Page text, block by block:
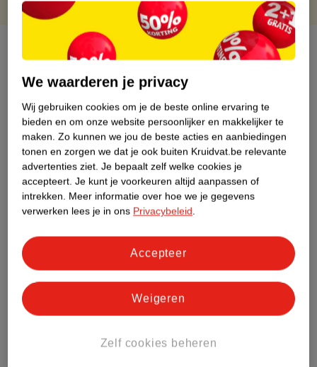
Over dit product
Productinformatie
Etiketinformatie
Nature Impact Score
Dit product heeft (nog) geen Nature
Impact Score.
Meer informatie
Bestel & Bezorginformatie
We waarderen je privacy
Wij gebruiken cookies om je de beste online ervaring te
bieden en om onze website persoonlijker en makkelijker te
maken. Zo kunnen we jou de beste acties en aanbiedingen
tonen en zorgen we dat je ook buiten Kruidvat.be relevante
advertenties ziet. Je bepaalt zelf welke cookies je
accepteert. Je kunt je voorkeuren altijd aanpassen of
intrekken. Meer informatie over hoe we je gegevens
verwerken lees je in ons Privacybeleid.
Zelf cookies beheren
Weigeren
Accepteer